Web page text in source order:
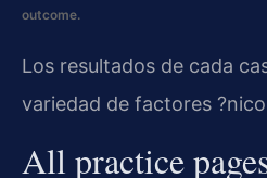
outcome.
Los resultados de cada
variedad de factores
All practice